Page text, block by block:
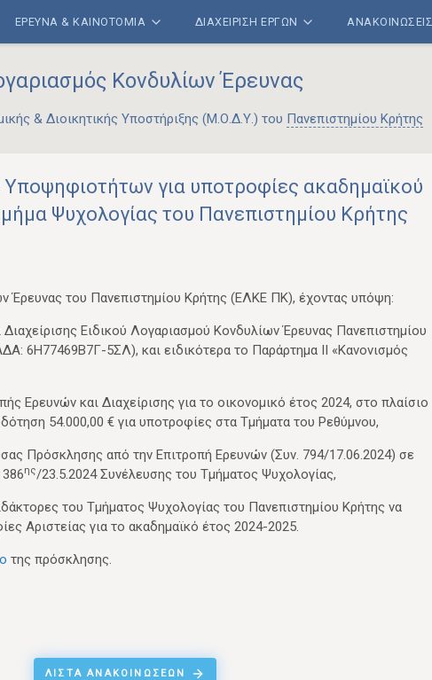
ΕΡΕΥΝΑ & ΚΑΙΝΟΤΟΜΙΑ ΔΙΑΧΕΙΡΙΣΗ ΕΡΓΩΝ ΑΝΑΚΟΙΝΩΣΕΙΣ
Κονδυλίων Έρευνας
& Διοικητικής Υποστήριξης (Μ.Ο.Δ.Υ.) του Πανεπιστημίου Κρήτης
για υποτροφίες ακαδημαϊκού
Ψυχολογίας του Πανεπιστημίου Κρήτης
Έρευνας του Πανεπιστημίου Κρήτης (ΕΛΚΕ ΠΚ), έχοντας υπόψη:
Ειδικού Λογαριασμού Κονδυλίων Έρευνας Πανεπιστημίου
6Η77469Β7Γ-5ΣΛ), και ειδικότερα το Παράρτημα ΙΙ «Κανονισμός
Ερευνών και Διαχείρισης για το οικονομικό έτος 2024, στο πλαίσιο
54.000,00 € για υποτροφίες στα Τμήματα του Ρεθύμνου,
Πρόσκλησης από την Επιτροπή Ερευνών (Συν. 794/17.06.2024) σε
ης/23.5.2024 Συνέλευσης του Τμήματος Ψυχολογίας,
του Τμήματος Ψυχολογίας του Πανεπιστημίου Κρήτης να
Αριστείας για το ακαδημαϊκό έτος 2024-2025.
της πρόσκλησης.
ΛΊΣΤΑ ΑΝΑΚΟΙΝΏΣΕΩΝ